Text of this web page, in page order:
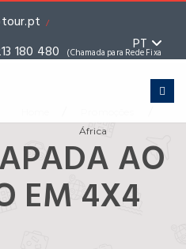
/
180 480 (Chamada para Rede Fixa
PT
África
AO
EM 4X4